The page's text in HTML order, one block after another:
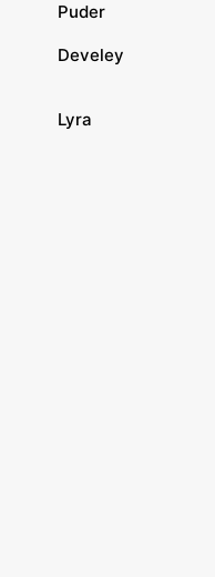
Puder
Develey
Lyra